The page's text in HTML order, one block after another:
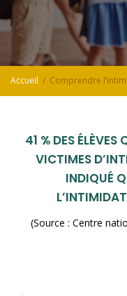
Accueil Comprendre
41 % DES
VICTIMES
INDIQUÉ
(Source : Centre